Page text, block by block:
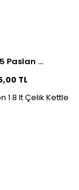
Paslan ...
TL